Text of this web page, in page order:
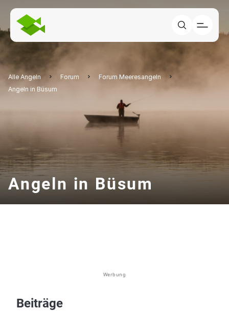
Alle Angeln Forum
Forum Meeresangeln
Angeln in Büsum
Angeln in Büsum
Werbung
Beiträge